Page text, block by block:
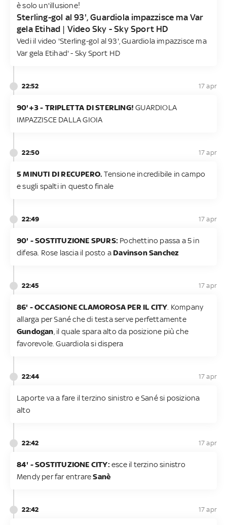
è solo un'illusione!
Sterling-gol al 93', Guardiola impazzisce ma Var
gela Etihad | Video Sky - Sky Sport HD
Vedi il video 'Sterling-gol al 93', Guardiola impazzisce ma
Var gela Etihad' - Sky Sport HD
22:52 17 apr
90'+3 - TRIPLETTA DI STERLING! GUARDIOLA
IMPAZZISCE DALLA GIOIA
22:50 17 apr
5 MINUTI DI RECUPERO.Tensione incredibile in campo
e sugli spalti in questo finale
22:49 17 apr
90' - SOSTITUZIONE SPURS: Pochettino passa a 5 in
difesa. Rose lascia il posto a Davinson Sanchez
22:45 17 apr
86' - OCCASIONE CLAMOROSA PER IL CITY . Kompany
allarga per Sané che di testa serve perfettamente
Gundogan , il quale spara alto da posizione più che
favorevole. Guardiola si dispera
22:44 17 apr
Laporte va a fare il terzino sinistro e Sané si posiziona
alto
22:42 17 apr
84' - SOSTITUZIONE CITY: esce il terzino sinistro
Mendy per far entrareSanè
22:42 17 apr